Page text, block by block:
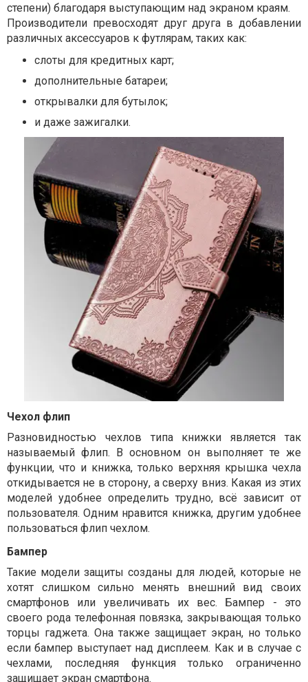
степени) благодаря выступающим над экраном краям.
Производители превосходят друг друга в добавлении
различных аксессуаров к футлярам, таких как:
слоты для кредитных карт;
дополнительные батареи;
открывалки для бутылок;
и даже зажигалки.
Чехол флип
Разновидностью чехлов типа книжки является так
называемый флип. В основном он выполняет те же
функции, что и книжка, только верхняя крышка чехла
откидывается не в сторону, а сверху вниз. Какая из этих
моделей удобнее определить трудно, всё зависит от
пользователя. Одним нравится книжка, другим удобнее
пользоваться флип чехлом.
Бампер
Такие модели защиты созданы для людей, которые не
хотят слишком сильно менять внешний вид своих
смартфонов или увеличивать их вес. Бампер - это
своего рода телефонная повязка, закрывающая только
торцы гаджета. Она также защищает экран, но только
если бампер выступает над дисплеем. Как и в случае с
чехлами, последняя функция только ограниченно
защищает экран смартфона.